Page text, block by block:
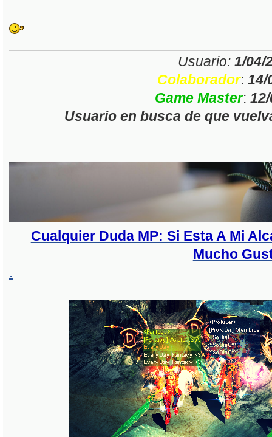
Usuario: 1/04/
Colaborador: 14/
Game Master:
Usuario en busca de que
Cualquier Duda MP: Si Esta A Mi
Mucho
.